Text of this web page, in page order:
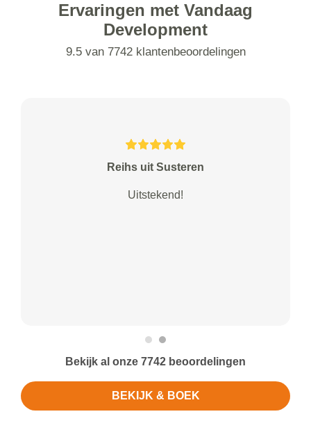
Ervaringen met Vandaag
Development
9.5 van 7742 klantenbeoordelingen
Reihs uit Susteren
Uitstekend!
Bekijk al onze 7742 beoordelingen
BEKIJK & BOEK